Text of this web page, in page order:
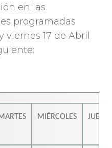
en las
programadas
viernes 17 de Abril
MIÉRCOLES JUEVES